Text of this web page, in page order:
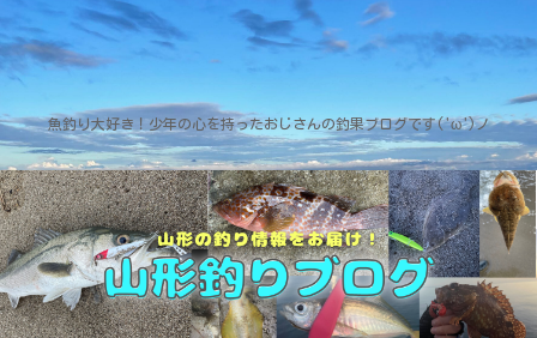
魚釣り大好き！少年の心を持ったおじさんの釣果ブログです('ω')ノ